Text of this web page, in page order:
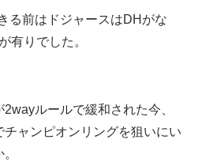
る前はドジャースはDHがな
有りでした。
ルールで緩和された今、
ャンピオンリングを狙いにい